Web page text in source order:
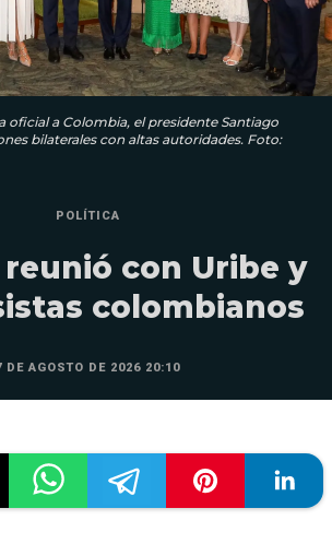
oficial a Colombia, el presidente Santiago
bilaterales con altas autoridades. Foto:
POLÍTICA
reunió con Uribe y
colombianos
DE AGOSTO DE 2026 20:10